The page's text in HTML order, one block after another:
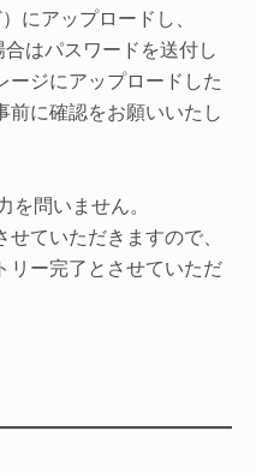
にアップロードし、
はパスワードを送付し
ージにアップロードした
前に確認をお願いいたし
を問いません。
ていただきますので、
リー完了とさせていただ